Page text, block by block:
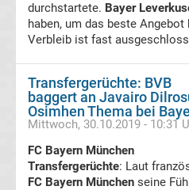
NBA
Boston
Celtics
Handball
Handball
durchstartete. Bayer
haben, um das beste
Verbleib ist fast
Transfergerüchte: BVB
baggert an Javairo
Osimhen Thema bei
Mittwoch, 30.10.2019 - 10:31
FC Bayern München
Transfergerüchte: Laut
FC Bayern München seine